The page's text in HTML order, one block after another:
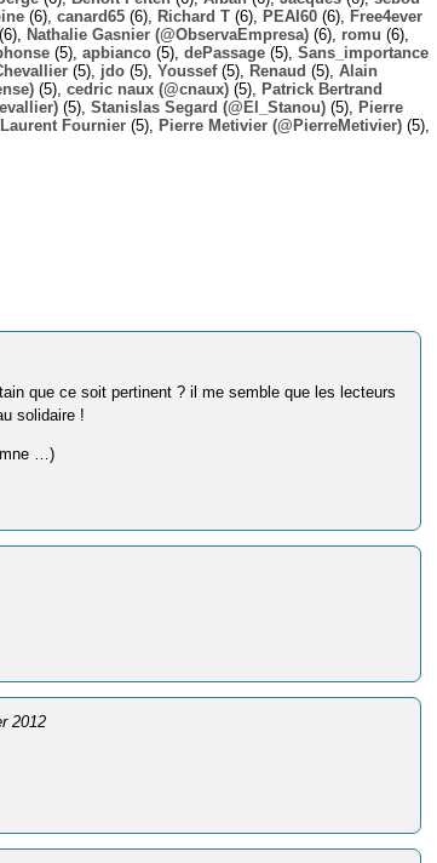
(6), canard65 (6), Richard T (6), PEAI60 (6),
Free4ever
(6), Nathalie Gasnier (@ObservaEmpresa) (6), romu (6),
(5), apbianco (5), dePassage (5), Sans_importance
(5), jdo (5), Youssef(5), Renaud (5), Alain
(5), cedric naux (@cnaux) (5),
Patrick Bertrand
(5), Stanislas Segard (@El_Stanou) (5),
Pierre
Laurent Fournier (5), Pierre Metivier (@PierreMetivier) (5),
que ce soit pertinent ? il me semble que les lecteurs
solidaire !
…)
2012